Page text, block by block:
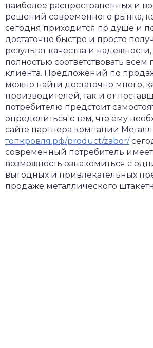
наиболее распространенных и
решений современного рынка,
сегодня приходится по душе и
достаточно быстро и просто
результат качества и
полностью соответствовать
клиента. Предложений по
можно найти достаточно много,
производителей, так и от
потребителю предстоит
определиться с тем, что ему
сайте партнера компании
топкровля.рф/product/zabor/
современный потребитель
возможность ознакомиться с
выгодных и привлекательных
продаже металлического